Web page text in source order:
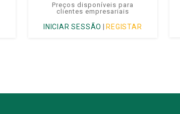
Preços disponíveis para
clientes empresariais
INICIAR SESSÃO REGISTAR